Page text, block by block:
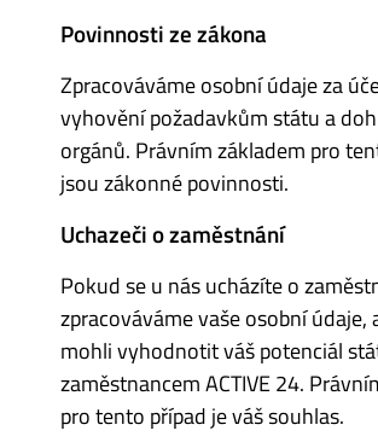
Povinnosti ze zákona
Zpracováváme osobní údaje za
vyhovění požadavkům státu a
orgánů. Právním základem pro
jsou zákonné povinnosti.
Uchazeči o zaměstnání
Pokud se u nás ucházíte o
zpracováváme vaše osobní údaje,
mohli vyhodnotit váš potenciál
zaměstnancem ACTIVE 24.
pro tento případ je váš souhlas.